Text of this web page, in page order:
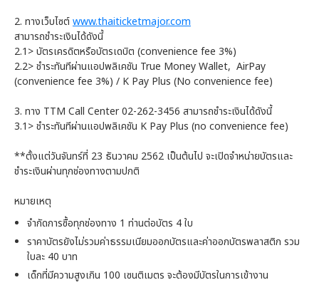
2. ทางเว็บไซต์www.thaiticketmajor.com
สามารถชำระเงินได้ดังนี้
2.1> บัตรเครดิตหรือบัตรเดบิต (convenience fee 3%)
2.2> ชำระทันทีผ่านแอปพลิเคชัน True Money Wallet, AirPay
(convenience fee 3%) / K Pay Plus (No convenience fee)
3. ทาง TTM Call Center 02-262-3456 สามารถชำระเงินได้ดังนี้
3.1> ชำระทันทีผ่านแอปพลิเคชัน K Pay Plus (no convenience fee)
**ตั้งแต่วันจันทร์ที่ 23 ธันวาคม 2562 เป็นต้นไป จะเปิดจำหน่ายบัตรและ
ชำระเงินผ่านทุกช่องทางตามปกติ
หมายเหตุ
จำกัดการซื้อทุกช่องทาง 1 ท่านต่อบัตร 4 ใบ
ราคาบัตรยังไม่รวมค่าธรรมเนียมออกบัตรและค่าออกบัตรพลาสติก รวม
ใบละ 40 บาท
เด็กที่มีความสูงเกิน 100 เซนติเมตร จะต้องมีบัตรในการเข้างาน